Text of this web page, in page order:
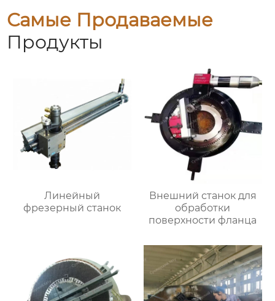
Самые Продаваемые
Продукты
Линейный
фрезерный станок
Внешний станок для
обработки
поверхности фланца